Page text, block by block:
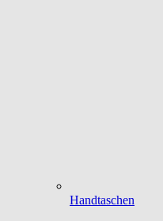
Handtaschen